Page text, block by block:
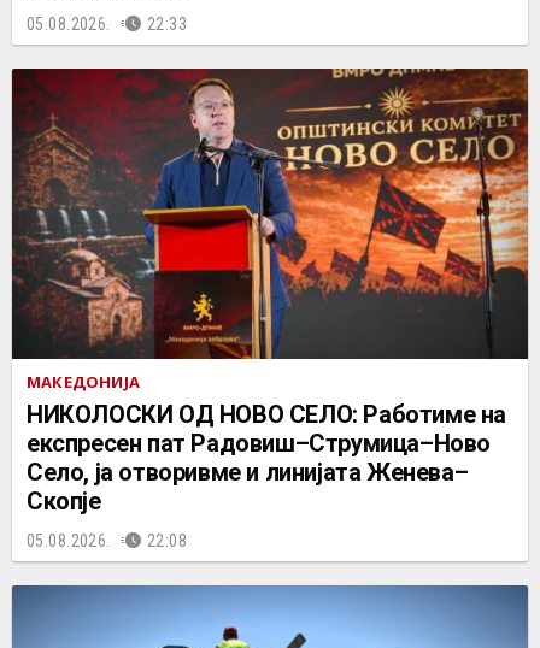
05.08.2026. 22:33
МАКЕДОНИЈА
НИКОЛОСКИ ОД НОВО СЕЛО: Работиме на
експресен пат Радовиш–Струмица–Ново
Село, ја отворивме и линијата Женева–
Скопје
05.08.2026. 22:08